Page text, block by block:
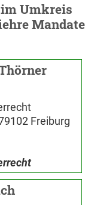
Umkreis
Mandate
Freiburg